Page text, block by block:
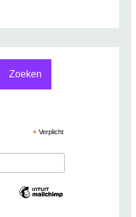
Zoeken
* Verplicht